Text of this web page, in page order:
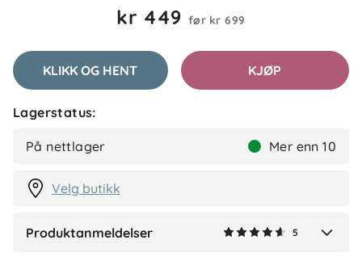
kr 449 før kr 699
KLIKK OG HENT KJØP
Lagerstatus:
På nettlager Mer enn 10
Velg butikk
Produktanmeldelser 5
Benjamin C
2 måneder siden
S